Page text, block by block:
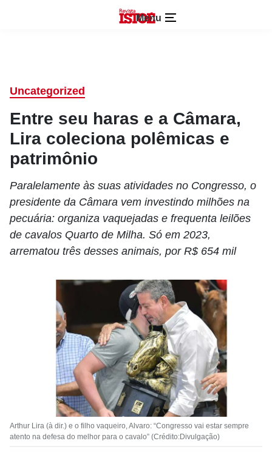
Menu
Uncategorized
Entre seu haras e a Câmara,
Lira coleciona polêmicas e
patrimônio
Paralelamente às suas atividades no Congresso, o
presidente da Câmara vem investindo milhões na
pecuária: organiza vaquejadas e frequenta leilões
de cavalos Quarto de Milha. Só em 2023,
arrematou três desses animais, por R$ 654 mil
Arthur Lira (à dir.) e o filho vaqueiro, Alvaro: “Congresso vai estar sempre
atento na defesa do melhor para o cavalo” (Crédito:Divulgação)